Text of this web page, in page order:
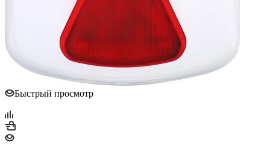
Быстрый просмотр